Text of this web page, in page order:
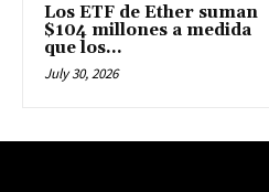
Los ETF de Ether suman
$104 millones a medida
que los...
July 30, 2026